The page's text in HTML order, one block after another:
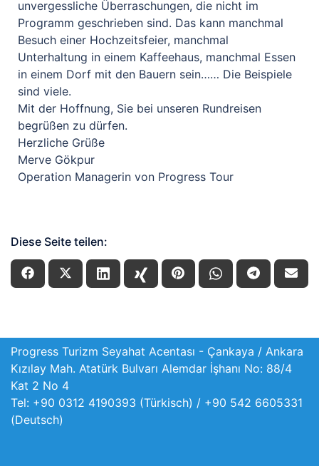
unvergessliche Überraschungen, die nicht im
Programm geschrieben sind. Das kann manchmal
Besuch einer Hochzeitsfeier, manchmal
Unterhaltung in einem Kaffeehaus, manchmal Essen
in einem Dorf mit den Bauern sein…… Die Beispiele
sind viele.
Mit der Hoffnung, Sie bei unseren Rundreisen
begrüßen zu dürfen.
Herzliche Grüße
Merve Gökpur
Operation Managerin von Progress Tour
Diese Seite teilen:
Progress Turizm Seyahat Acentası - Çankaya / Ankara
Kızılay Mah. Atatürk Bulvarı Alemdar İşhanı No: 88/4
Kat 2 No 4
Tel: +90 0312 4190393 (Türkisch) / +90 542 6605331
(Deutsch)